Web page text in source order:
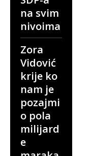
na svim
nivoima
Zora
Vidović
krije ko
nam je
pozajmi
o pola
milijard
e